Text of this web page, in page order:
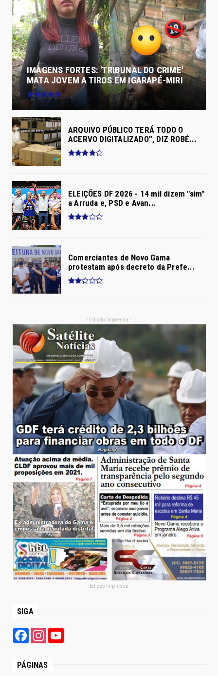
IMAGENS FORTES: 'TRIBUNAL DO CRIME'
MATA JOVEM A TIROS EM IGARAPÉ-MIRI
ARQUIVO PÚBLICO TERÁ TODO O
ACERVO DIGITALIZADO”, DIZ ROBÉ...
ELEIÇÕES DF 2026 - 14 mil dizem "sim"
a Arruda e, PSD e Avan...
Comerciantes de Novo Gama
protestam após decreto da Prefe...
- Edição Impressa -
Edição Impressa
SIGA
FacebookInstagram
PÁGINAS